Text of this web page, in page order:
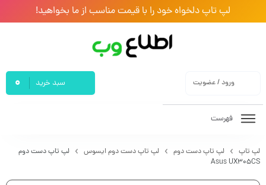
لپ تاپ دلخواه خود را با قیمت مناسب از ما بخواهید!
ورود / عضویت سبد خرید 0
فهرست
لپ تاپ لپ تاپ دست دوم لپ تاپ دست دوم ایسوس
لپ تاپ دست دوم
Asus UX305CS